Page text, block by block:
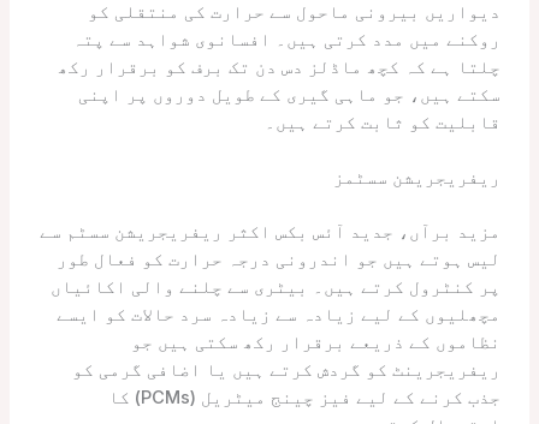
دیواریں بیرونی ماحول سے حرارت کی منتقلی کو
روکنے میں مدد کرتی ہیں۔ افسانوی شواہد سے پتہ
چلتا ہے کہ کچھ ماڈلز دس دن تک برف کو برقرار رکھ
سکتے ہیں، جو ماہی گیری کے طویل دوروں پر اپنی
قابلیت کو ثابت کرتے ہیں۔
ریفریجریشن سسٹمز
مزید برآں، جدید آئس بکس اکثر ریفریجریشن سسٹم سے
لیس ہوتے ہیں جو اندرونی درجہ حرارت کو فعال طور
پر کنٹرول کرتے ہیں۔ بیٹری سے چلنے والی اکائیاں
مچھلیوں کے لیے زیادہ سے زیادہ سرد حالات کو ایسے
نظاموں کے ذریعے برقرار رکھ سکتی ہیں جو
ریفریجرینٹ کو گردش کرتے ہیں یا اضافی گرمی کو
جذب کرنے کے لیے فیز چینج میٹریل (PCMs) کا